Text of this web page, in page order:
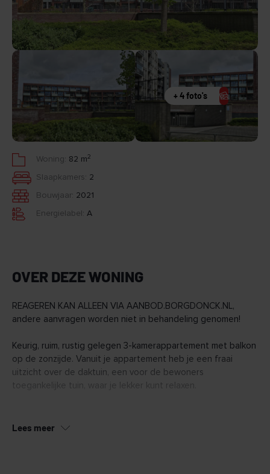
+ 4 foto's
Woning: 82 m 2
Slaapkamers: 2
Bouwjaar: 2021
Energielabel: A
OVER DEZE WONING
REAGEREN KAN ALLEEN VIA AANBOD.BORGDONCK.NL,
andere aanvragen worden niet in behandeling genomen!
Keurig, ruim, rustig gelegen 3-kamerappartement met balkon
op de zonzijde. Vanuit je appartement heb je een fraai
uitzicht over de daktuin, een voor de bewoners
toegankelijke tuin, waar je lekker kunt relaxen.
overdekte parkeergarage (gelegen onder de daktuin)
Lees meer